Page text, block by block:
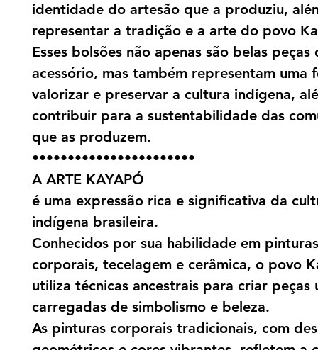
identidade do artesão que a produziu,
representar a tradição e a arte do povo
Esses bolsões não apenas são belas peças
acessório, mas também representam uma
valorizar e preservar a cultura indígena,
contribuir para a sustentabilidade das
que as produzem.
•••••••••••••••••••••••
A ARTE KAYAPÓ
é uma expressão rica e significativa da
indígena brasileira.
Conhecidos por sua habilidade em pinturas
corporais, tecelagem e cerâmica, o povo
utiliza técnicas ancestrais para criar peças
carregadas de simbolismo e beleza.
As pinturas corporais tradicionais, com